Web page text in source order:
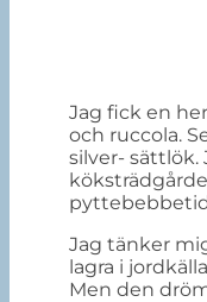
Jag fick en
och ruccola.
silver- sättlök.
Jag tänker
lagra i
Men den